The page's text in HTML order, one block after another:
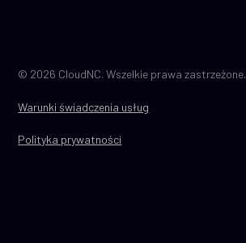
Warunki świadczenia usług
Polityka prywatności
© 2026 CloudNC. Wszelkie prawa zastrzeżone.